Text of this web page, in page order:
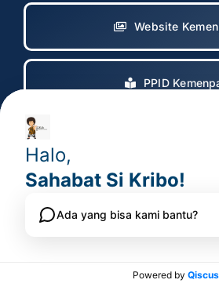
Website
PPID
Copyright 2017 – 2025 © All rights
Pelaksana Otorita Borobudur